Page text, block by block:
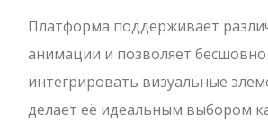
Платформа поддерживает
анимации и позволяет бесшовно
интегрировать визуальные
делает её идеальным выбором